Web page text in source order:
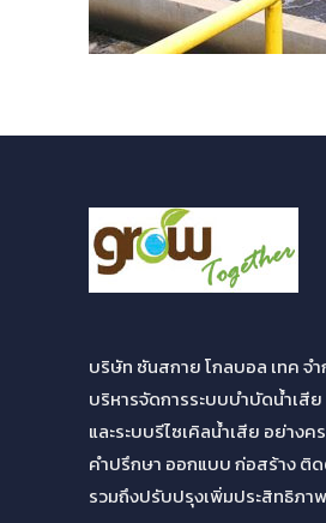
บริษัท ซันสกาย โกลบอล เทค จ
บริหารจัดการระบบบำบัดน้ำเสี
และระบบรีไซเคิลน้ำเสีย อย่างค
คำปรึกษา ออกแบบ ก่อสร้าง ติ
รวมถึงปรับปรุงเพิ่มประสิทธิภา